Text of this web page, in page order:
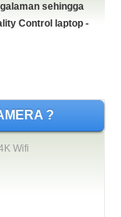
sehingga
Control laptop -
?